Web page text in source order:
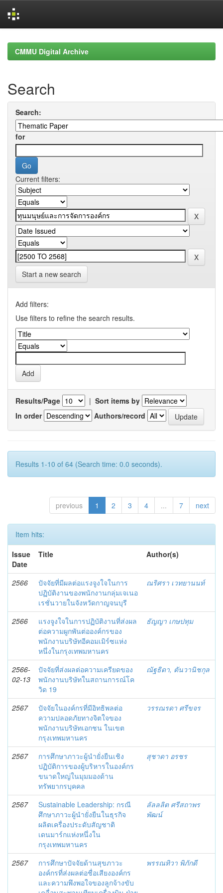
navigationCMMU Digital Archive
Search
Search:
for
Current filters:
Start a new search
Add filters:
Use filters to refine the search results.
Results/Page | Sort items by
In order
Authors/record
Results 1-10 of 64 (Search time: 0.0 seconds).
previous 1 2 3 4 ... 7 next
Item hits:
Issue
Date
Title Author(s)
2566
ปัจจัยที่มีผลต่อแรงจูงใจในการ
ปฏิบัติงานของพนักงานกลุ่มเจเนอ
เรชั่นวายในจังหวัดกาญจนบุรี
ณริศรา เวทยานนท์
2566
แรงจูงใจในการปฏิบัติงานที่ส่งผล
ต่อความผูกพันต่อองค์กรของ
พนักงานบริษัทอีคอมเมิร์ซแห่ง
หนึ่งในกรุงเทพมหานคร
ธัญญา เกษปทุม
2566-
02-13
ปัจจัยที่ส่งผลต่อความเครียดของ
พนักงานบริษัทในสถานการณ์โค
วิด 19
ณัฐธิดา, ตันวานิชกุล
2567
ปัจจัยในองค์กรที่มีอิทธิพลต่อ
ความปลอดภัยทางจิตใจของ
พนักงานบริษัทเอกชน ในเขต
กรุงเทพมหานคร
วรรณรดา ศรีขจร
2567
การศึกษาภาวะผู้นำยั่งยืนเชิง
ปฏิบัติการของผู้บริหารในองค์กร
ขนาดใหญ่ในมุมมองด้าน
ทรัพยากรบุคคล
สุชาดา อรชร
2567
Sustainable Leadership: กรณี
ศึกษาภาวะผู้นํายั่งยืนในธุรกิจ
ผลิตเครื่องประดับสัญชาติ
เดนมาร์กแห่งหนึ่งใน
กรุงเทพมหานคร
ลัลลลิต ศรีสถาพร
พัฒน์
2567
การศึกษาปัจจัยด้านสุขภาวะ
องค์กรที่ส่งผลต่อชื่อเสียงองค์กร
และความพึงพอใจของลูกจ้างขับ
พรรณทิวา พิภักดี